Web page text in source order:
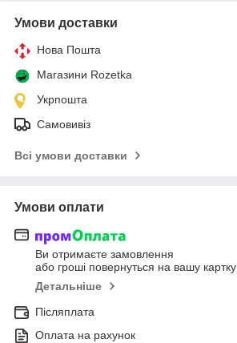
Умови доставки
Нова Пошта
Магазини Rozetka
Укрпошта
Самовивіз
Всі умови доставки
Умови оплати
Ви отримаєте замовлення
або гроші повернуться на вашу картку
Детальніше
Післяплата
Оплата на рахунок